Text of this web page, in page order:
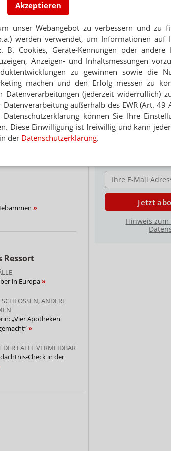
Akzeptieren
unser Webangebot zu verbessern und zu
werden verwendet, um Informationen auf
Cookies, Geräte-Kennungen oder andere
Anzeigen- und Inhaltsmessungen
zu gewinnen sowie die
machen und den Erfolg messen zu
Datenverarbeitungen (jederzeit widerruflich)
außerhalb des EWR (Art. 49
können Sie Ihre
Diese Einwilligung ist freiwillig und kann
der Datenschutzerklärung.
Ressort
in Europa
ANDERE
„Vier Apotheken
DER FÄLLE VERMEIDBAR
Check in der
TABAKENTWÖHNUNG
FAQ: Nikotin auf
Arzneimittel zur
werden von den Kassen
Verordnungsfähig sind
verschreibungspflichtige
Mehr
E-MAIL ADRESSE
Jetzt
Hinweis